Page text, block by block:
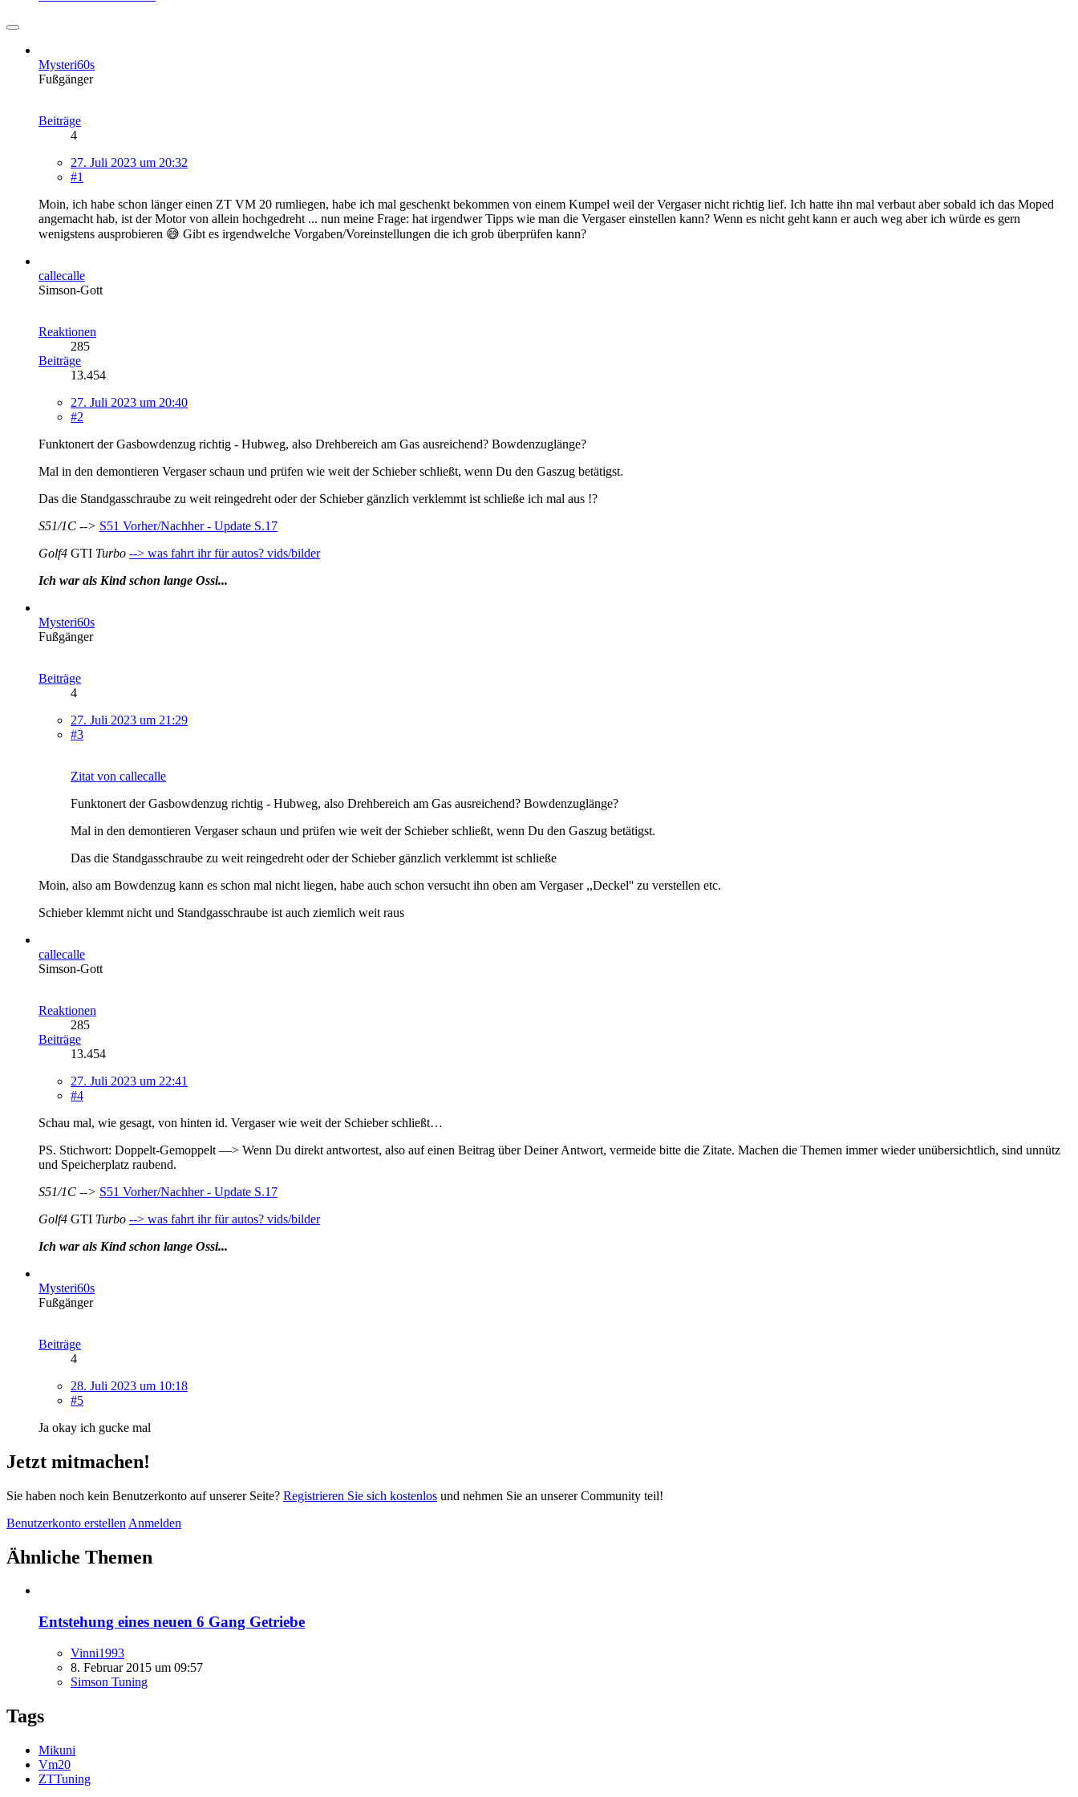
Mysteri60s
Fußgänger
Beiträge
4
27. Juli 2023 um 20:32
#1
Moin, ich habe schon länger einen ZT VM 20 rumliegen, habe ich mal geschenkt bekommen von einem Kumpel weil der Vergaser nicht richtig lief. Ich hatte ihn mal verbaut aber sobald ich das Moped
angemacht hab, ist der Motor von allein hochgedreht ... nun meine Frage: hat irgendwer Tipps wie man die Vergaser einstellen kann? Wenn es nicht geht kann er auch weg aber ich würde es gern
wenigstens ausprobieren 😅 Gibt es irgendwelche Vorgaben/Voreinstellungen die ich grob überprüfen kann?
callecalle
Simson-Gott
Reaktionen
285
Beiträge
13.454
27. Juli 2023 um 20:40
#2
Funktonert der Gasbowdenzug richtig - Hubweg, also Drehbereich am Gas ausreichend? Bowdenzuglänge?
Mal in den demontieren Vergaser schaun und prüfen wie weit der Schieber schließt, wenn Du den Gaszug betätigst.
Das die Standgasschraube zu weit reingedreht oder der Schieber gänzlich verklemmt ist schließe ich mal aus !?
S51/1C --> S51 Vorher/Nachher - Update S.17
Golf4 GTI Turbo --> was fahrt ihr für autos? vids/bilder
Ich war als Kind schon lange Ossi...
Mysteri60s
Fußgänger
Beiträge
4
27. Juli 2023 um 21:29
#3
Zitat von callecalle
Funktonert der Gasbowdenzug richtig - Hubweg, also Drehbereich am Gas ausreichend? Bowdenzuglänge?
Mal in den demontieren Vergaser schaun und prüfen wie weit der Schieber schließt, wenn Du den Gaszug betätigst.
Das die Standgasschraube zu weit reingedreht oder der Schieber gänzlich verklemmt ist schließe
Moin, also am Bowdenzug kann es schon mal nicht liegen, habe auch schon versucht ihn oben am Vergaser ,,Deckel'' zu verstellen etc.
Schieber klemmt nicht und Standgasschraube ist auch ziemlich weit raus
callecalle
Simson-Gott
Reaktionen
285
Beiträge
13.454
27. Juli 2023 um 22:41
#4
Schau mal, wie gesagt, von hinten id. Vergaser wie weit der Schieber schließt…
PS. Stichwort: Doppelt-Gemoppelt —> Wenn Du direkt antwortest, also auf einen Beitrag über Deiner Antwort, vermeide bitte die Zitate. Machen die Themen immer wieder unübersichtlich, sind unnütz
und Speicherplatz raubend.
S51/1C --> S51 Vorher/Nachher - Update S.17
Golf4 GTI Turbo --> was fahrt ihr für autos? vids/bilder
Ich war als Kind schon lange Ossi...
Mysteri60s
Fußgänger
Beiträge
4
28. Juli 2023 um 10:18
#5
Ja okay ich gucke mal
Jetzt mitmachen!
Sie haben noch kein Benutzerkonto auf unserer Seite? Registrieren Sie sich kostenlos und nehmen Sie an unserer Community teil!
Benutzerkonto erstellen Anmelden
Ähnliche Themen
Entstehung eines neuen 6 Gang Getriebe
Vinni1993
8. Februar 2015 um 09:57
Simson Tuning
Tags
Mikuni
Vm20
ZTTuning